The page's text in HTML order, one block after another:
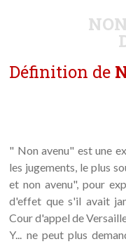
Définition de
" Non avenu" est une
les jugements, le plus
et non avenu", pour
d'effet que s'il avait
Cour d'appel de
Y... ne peut plus